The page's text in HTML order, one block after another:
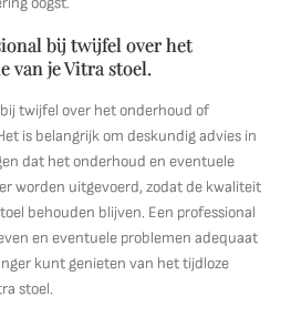
bij twijfel over het
van je Vitra stoel.
twijfel over het onderhoud of
is belangrijk om deskundig advies in
dat het onderhoud en eventuele
worden uitgevoerd, zodat de kwaliteit
behouden blijven. Een professional
en eventuele problemen adequaat
kunt genieten van het tijdloze
stoel.